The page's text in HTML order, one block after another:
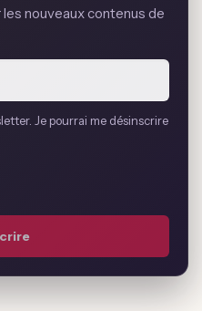
nouveaux contenus de
Je pourrai me désinscrire